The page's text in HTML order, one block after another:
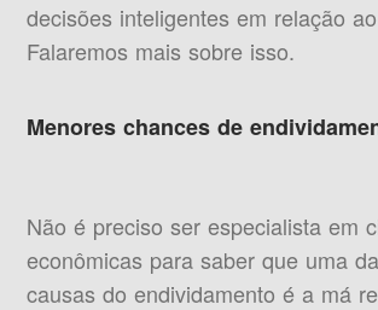
decisões inteligentes em relação
Falaremos mais sobre isso.
Menores chances de
Não é preciso ser especialista em
econômicas para saber que uma
causas do endividamento é a má